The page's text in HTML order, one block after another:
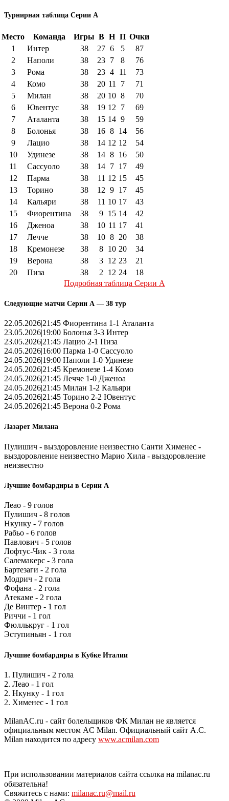
Турнирная таблица Серии А
Место Команда Игры В Н П Очки
1
Интер 38 27 6 5
87
2
Наполи 38 23 7 8
76
3
Рома 38 23 4 11
73
4
Комо 38 20 11 7
71
5
Милан 38 20 10 8
70
6
Ювентус 38 19 12 7
69
7
Аталанта 38 15 14 9
59
8
Болонья 38 16 8 14
56
9
Лацио 38 14 12 12
54
10
Удинезе 38 14 8 16
50
11
Сассуоло 38 14 7 17
49
12
Парма 38 11 12 15
45
13
Торино 38 12 9 17
45
14
Кальяри 38 11 10 17
43
15
Фиорентина 38 9 15 14
42
16
Дженоа 38 10 11 17
41
17
Лечче 38 10 8 20
38
18
Кремонезе 38 8 10 20
34
19
Верона 38 3 12 23
21
20
Пиза 38 2 12 24
18
Подробная таблица Серии А
Следующие матчи Серии А — 38 тур
22.05.2026|21:45 Фиорентина 1-1 Аталанта
23.05.2026|19:00 Болонья 3-3 Интер
23.05.2026|21:45 Лацио 2-1 Пиза
24.05.2026|16:00 Парма 1-0 Сассуоло
24.05.2026|19:00 Наполи 1-0 Удинезе
24.05.2026|21:45 Кремонезе 1-4 Комо
24.05.2026|21:45 Лечче 1-0 Дженоа
24.05.2026|21:45 Милан 1-2 Кальяри
24.05.2026|21:45 Торино 2-2 Ювентус
24.05.2026|21:45 Верона 0-2 Рома
Лазарет Милана
Пулишич - выздоровление неизвестно Санти Хименес -
выздоровление неизвестно Марио Хила - выздоровление
неизвестно
Лучшие бомбардиры в Серии А
Леао - 9 голов
Пулишич - 8 голов
Нкунку - 7 голов
Рабьо - 6 голов
Павлович - 5 голов
Лофтус-Чик - 3 гола
Салемакерс - 3 гола
Бартезаги - 2 гола
Модрич - 2 гола
Фофана - 2 гола
Атекаме - 2 гола
Де Винтер - 1 гол
Риччи - 1 гол
Фюллькруг - 1 гол
Эступиньян - 1 гол
Лучшие бомбардиры в Кубке Италии
1. Пулишич - 2 гола
2. Леао - 1 гол
2. Нкунку - 1 гол
2. Хименес - 1 гол
MilanAC.ru - сайт болельщиков ФК Милан не является
официальным местом AC Milan. Официальный сайт A.C.
Milan находится по адресу www.acmilan.com
При использовании материалов сайта ссылка на milanac.ru
обязательна!
Свяжитесь с нами: milanac.ru@mail.ru